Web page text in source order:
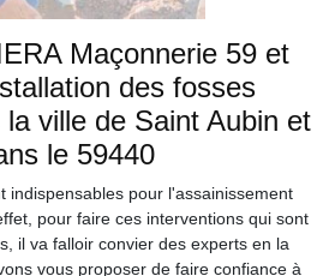
Maçonnerie 59 et
des fosses
ville de Saint Aubin et
le 59440
indispensables pour l'assainissement
pour faire ces interventions qui sont
il va falloir convier des experts en la
vous proposer de faire confiance à